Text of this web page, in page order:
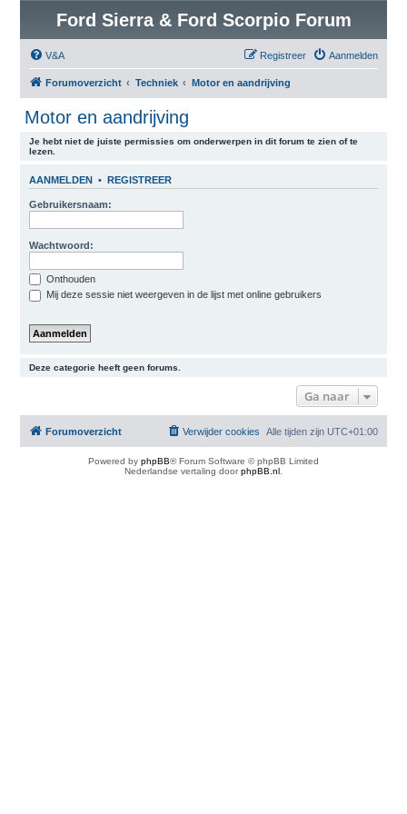
Ford Sierra & Ford Scorpio Forum
V&A Aanmelden
Registreer
Forumoverzicht Techniek Motor en aandrijving
Motor en aandrijving
Je hebt niet de juiste permissies om onderwerpen in dit forum te zien of te
lezen.
AANMELDEN • REGISTREER
Gebruikersnaam:
Wachtwoord:
Onthouden
Mij deze sessie niet weergeven in de lijst met online gebruikers
Deze categorie heeft geen forums.
Ga naar
Forumoverzicht Alle tijden zijn UTC+01:00
Verwijder cookies
Powered by phpBB® Forum Software © phpBB Limited
Nederlandse vertaling doorphpBB.nl